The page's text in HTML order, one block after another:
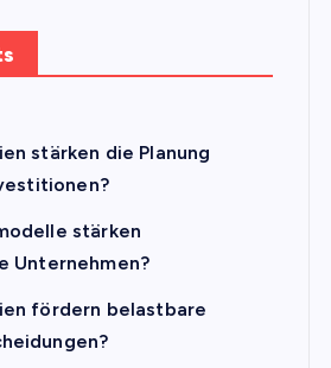
stärken die Planung
stärken
Unternehmen?
fördern belastbare